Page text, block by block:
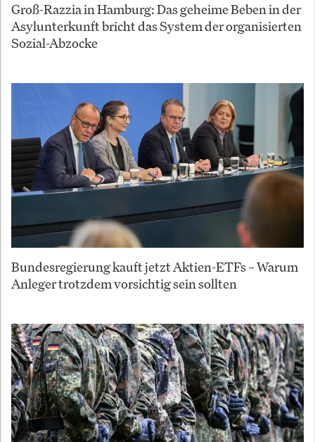
Groß-Razzia in Hamburg: Das geheime Beben in der
Asylunterkunft bricht das System der organisierten
Sozial-Abzocke
Bundesregierung kauft jetzt Aktien-ETFs – Warum
Anleger trotzdem vorsichtig sein sollten